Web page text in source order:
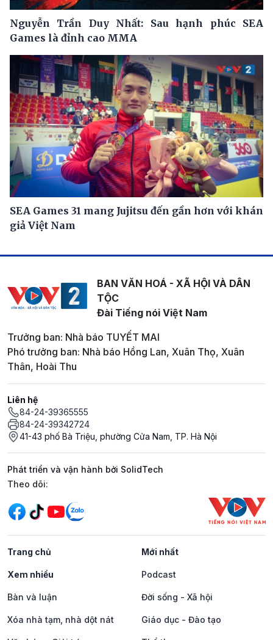
Nguyễn Trần Duy Nhất: Sau hạnh phúc SEA
Games là đỉnh cao MMA
SEA Games 31 mang Jujitsu đến gần hơn với khán
giả Việt Nam
BAN VĂN HOÁ - XÃ HỘI VÀ DÂN
TỘC
Đài Tiếng nói Việt Nam
Trưởng ban: Nhà báo TUYẾT MAI
Phó trưởng ban: Nhà báo Hồng Lan, Xuân Thọ, Xuân
Thân, Hoài Thu
Liên hệ
84-24-39365555
84-24-39342724
41-43 phố Bà Triệu, phường Cửa Nam, TP. Hà Nội
Phát triển và vận hành bởi SolidTech
Mạng xã hội
Theo dõi:
Trang chủ Mới nhất
Xem nhiều Podcast
Bàn và luận Đời sống - Xã hội
Xóa nhà tạm, nhà dột nát Giáo dục - Đào tạo